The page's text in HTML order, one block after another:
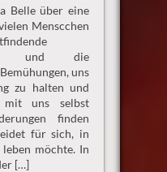
Belle über eine
Menscchen
und die
uns
zu halten und
uns selbst
finden
für sich, in
möchte. In
[…]